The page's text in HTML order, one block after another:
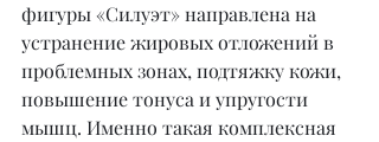
фигуры «Силуэт» направлена на
устранение жировых отложений в
проблемных зонах, подтяжку кожи,
повышение тонуса и упругости
мышц. Именно такая комплексная